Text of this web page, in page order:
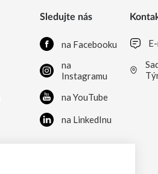
Sledujte nás
na Facebooku
na
Instagramu
na YouTube
na LinkedInu